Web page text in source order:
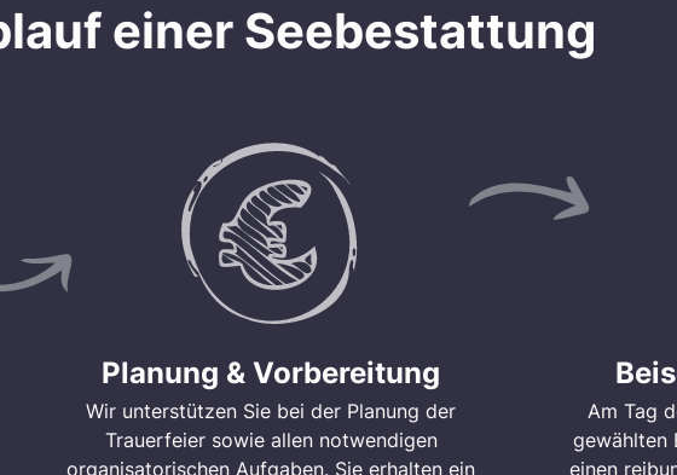
einer Seebestattung
Planung & Vorbereitung
Wir unterstützen Sie bei der Planung der
Trauerfeier sowie allen notwendigen
organisatorischen Aufgaben. Sie erhalten ein
Am Tag
gewählten
einen